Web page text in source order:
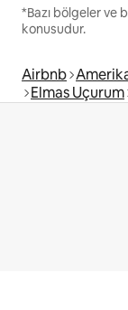
*Bazı bölgeler ve
konusudur.
Airbnb
Elmas Uçurum